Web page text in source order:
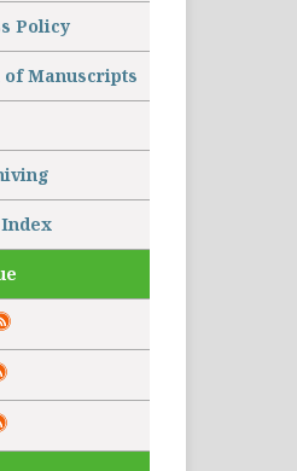
Policy
Manuscripts